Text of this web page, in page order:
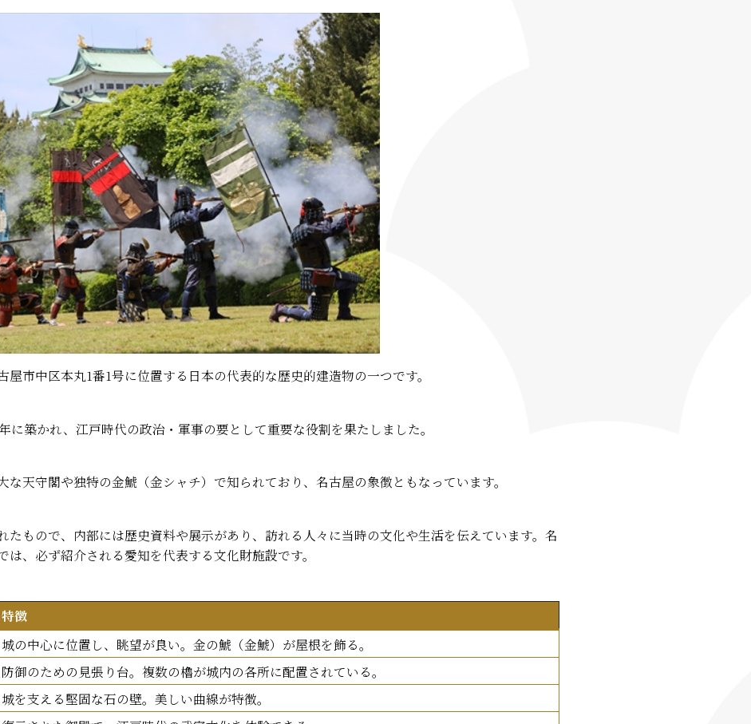
屋市中区本丸1番1号に位置する日本の代表的な歴史的建造物の一つです。
に築かれ、江戸時代の政治・軍事の要として重要な役割を果たしました。
な天守閣や独特の金鯱（金シャチ）で知られており、名古屋の象徴ともなっています。
もので、内部には歴史資料や展示があり、訪れる人々に当時の文化や生活を伝えています。名
は、必ず紹介される愛知を代表する文化財施設です。
特徴
城の中心に位置し、眺望が良い。金の鯱（金鯱）が屋根を飾る。
防御のための見張り台。複数の櫓が城内の各所に配置されている。
城を支える堅固な石の壁。美しい曲線が特徴。